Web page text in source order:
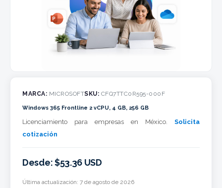
MARCA: MICROSOFTSKU: CFQ7TTC0R595-000F
Windows 365 Frontline 2 vCPU, 4 GB, 256 GB
Licenciamiento para empresas en México. Solicita
cotización
Desde: $53.36 USD
Última actualización: 7 de agosto de 2026